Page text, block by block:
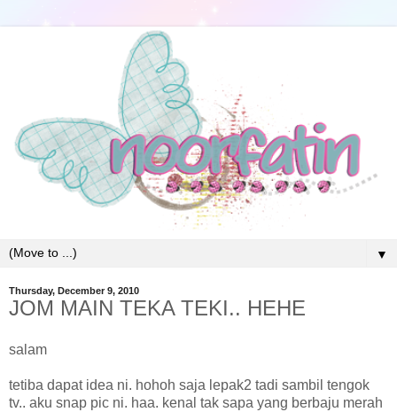
▼
Thursday, December 9, 2010
JOM MAIN TEKA TEKI.. HEHE
salam
tetiba dapat idea ni. hohoh saja lepak2 tadi sambil tengok
tv.. aku snap pic ni. haa. kenal tak sapa yang berbaju merah